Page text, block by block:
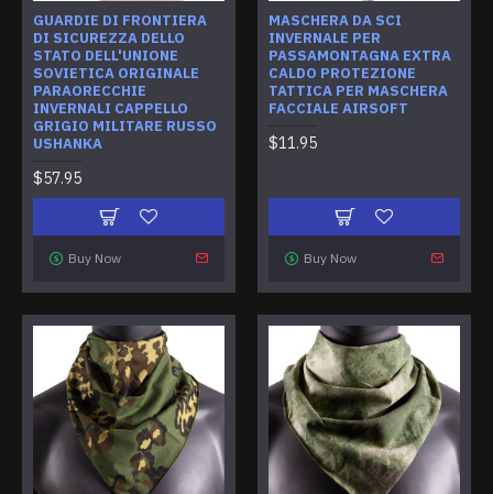
GUARDIE DI FRONTIERA
DI SICUREZZA DELLO
STATO DELL'UNIONE
SOVIETICA ORIGINALE
PARAORECCHIE
INVERNALI CAPPELLO
GRIGIO MILITARE RUSSO
USHANKA
$57.95
Buy Now
MASCHERA DA SCI
INVERNALE PER
PASSAMONTAGNA EXTRA
CALDO PROTEZIONE
TATTICA PER MASCHERA
FACCIALE AIRSOFT
$11.95
Buy Now